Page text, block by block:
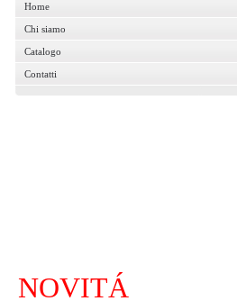
NOVITÁ
Home
Chi siamo
Catalogo
Contatti